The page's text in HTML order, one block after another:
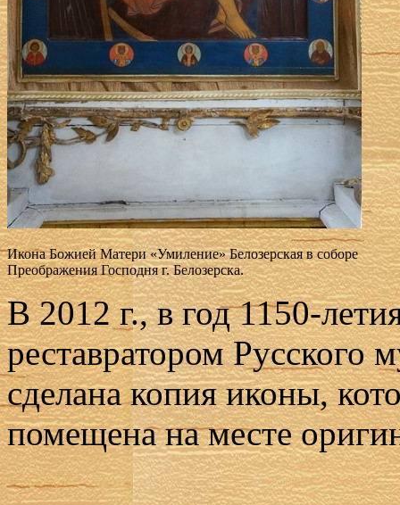
Икона Божией Матери «Умиление» Белозерская в соборе
Преображения Господня г. Белозерска.
В 2012 г., в год 1150-
реставратором
сделана копия иконы,
помещена на месте